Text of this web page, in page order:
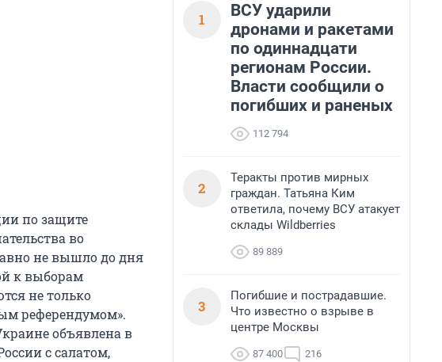
по защите
во
не вышло до дня
к выборам
не только
референдумом».
объявлена в
с салатом,
1
ВСУ ударили
дронами и ракетами
по одиннадцати
регионам России.
Власти сообщили о
погибших и раненых
112 794
2
Теракты против мирных
граждан. Татьяна Ким
ответила, почему ВСУ атакует
склады Wildberries
89 889
3
Погибшие и пострадавшие.
Что известно о взрыве в
центре Москвы
87 400 216